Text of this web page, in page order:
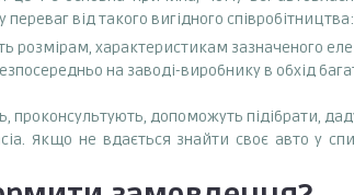
від такого вигідного співробітництва:
розмірам, характеристикам зазначеного
на заводі-виробнику в обхід
проконсультують, допоможуть підібрати,
Якщо не вдається знайти своє авто у